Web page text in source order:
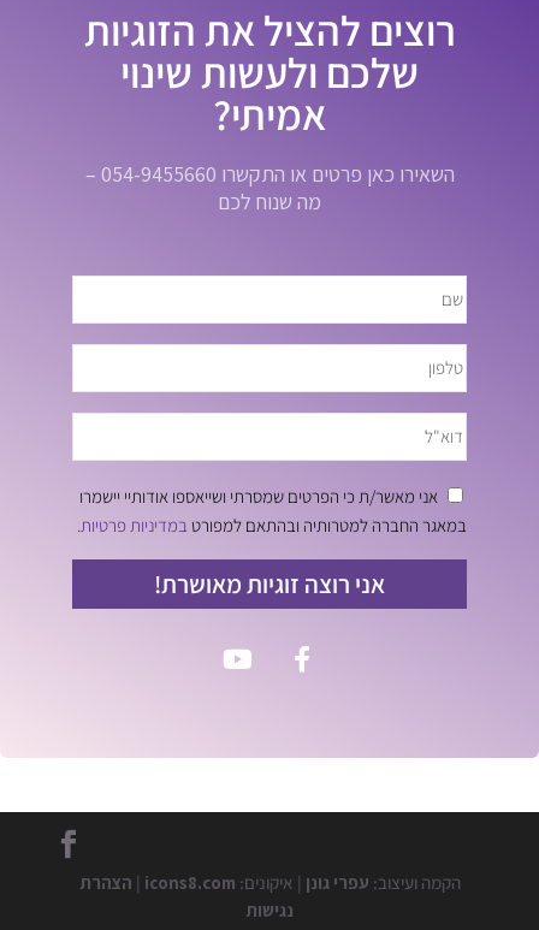
רוצים להציל את הזוגיות
שלכם ולעשות שינוי
אמיתי?
השאירו כאן פרטים או התקשרו 054-9455660 –
מה שנוח לכם
אני מאשר/ת כי הפרטים שמסרתי ושייאספו אודותיי יישמרו
במאגר החברה למטרותיה ובהתאם למפורט במדיניות פרטיות.
אני רוצה זוגיות מאושרת!
הקמה ועיצוב: עפרי גונן | איקונים: icons8.com
| הצהרת
נגישות